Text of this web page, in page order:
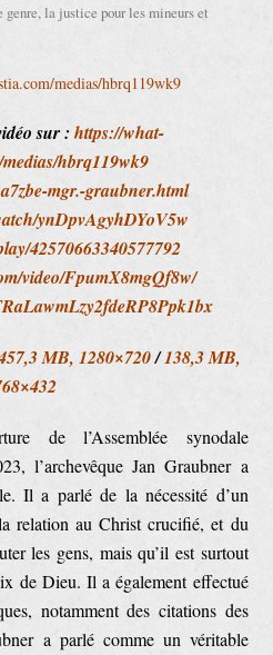
genre, la justice pour les mineurs et
medias/hbrq119wk9
sur :https://what-
hbrq119wk9
mgr.-graubner.html
ynDpvAgyhDYoV5w
42570663340577792
video/FpumX8mgQf8w/
MB, 1280×720/138,3 MB,
de l’Assemblée synodale
l’archevêque Jan Graubner a
Il a parlé de la nécessité d’un
relation au Christ crucifié, et du
les gens, mais qu’il est surtout
de Dieu. Il a également effectué
notamment des citations des
a parlé comme un véritable